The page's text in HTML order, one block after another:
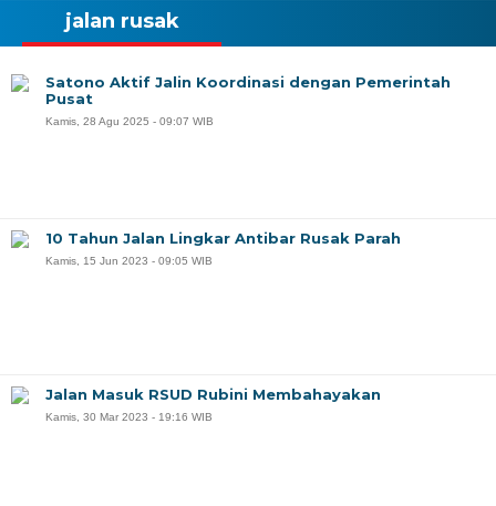
jalan rusak
Satono Aktif Jalin Koordinasi dengan Pemerintah
Pusat
Kamis, 28 Agu 2025 - 09:07 WIB
10 Tahun Jalan Lingkar Antibar Rusak Parah
Kamis, 15 Jun 2023 - 09:05 WIB
Jalan Masuk RSUD Rubini Membahayakan
Kamis, 30 Mar 2023 - 19:16 WIB